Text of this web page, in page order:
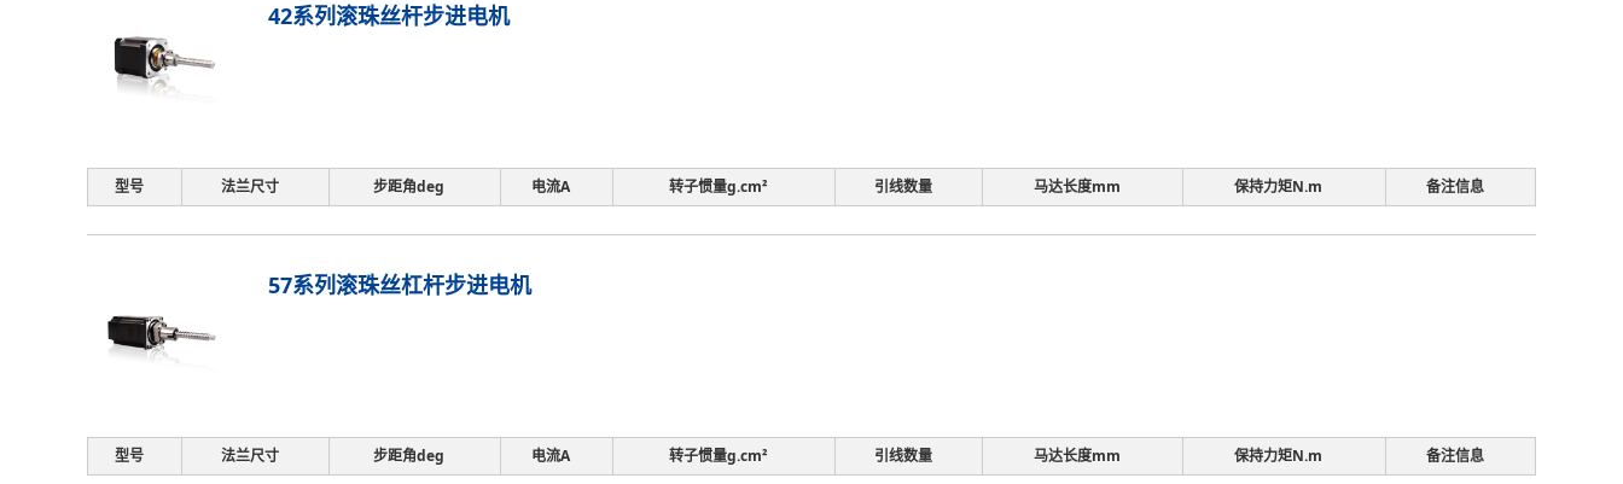
42系列滚珠丝杆步进电机
型号 法兰尺寸 步距角deg 电流A 转子惯量g.cm² 引线数量 马达长度mm 保持力矩N.m 备注信息
57系列滚珠丝杠杆步进电机
型号 法兰尺寸 步距角deg 电流A 转子惯量g.cm² 引线数量 马达长度mm 保持力矩N.m 备注信息